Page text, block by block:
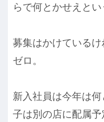
らで何とかせえとい
募集はかけている
ゼロ。
新入社員は今年は
子は別の店に配属予